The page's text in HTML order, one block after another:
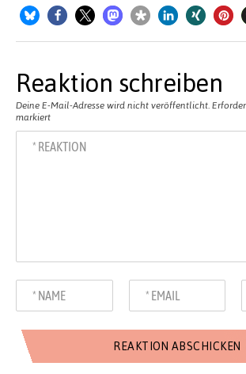
Reaktion schreiben
Deine E-Mail-Adresse wird nicht veröffentlicht.
markiert